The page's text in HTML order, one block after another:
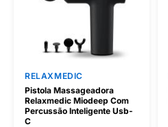
RELAXMEDIC
Pistola Massageadora
Relaxmedic Miodeep Com
Percussão Inteligente Usb-
C